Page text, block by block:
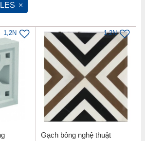
1,2N 1,2N
Gạch bông nghệ thuật